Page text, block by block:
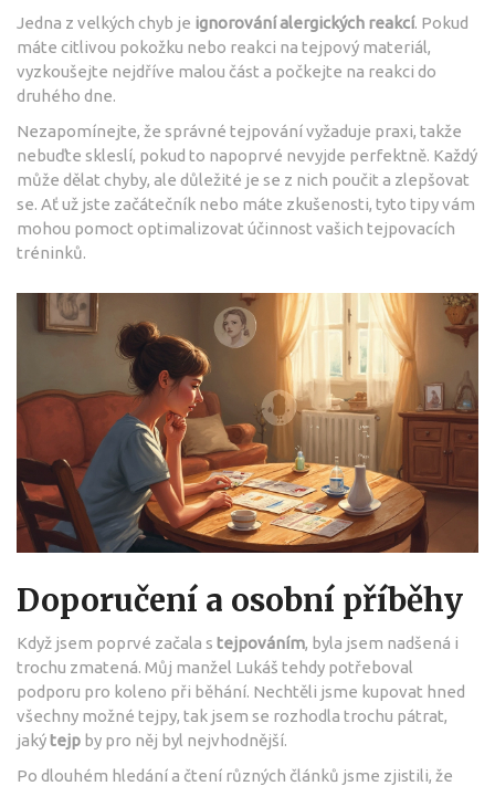
Jedna z velkých chyb je ignorování alergických reakcí. Pokud
máte citlivou pokožku nebo reakci na tejpový materiál,
vyzkoušejte nejdříve malou část a počkejte na reakci do
druhého dne.
Nezapomínejte, že správné tejpování vyžaduje praxi, takže
nebuďte skleslí, pokud to napoprvé nevyjde perfektně. Každý
může dělat chyby, ale důležité je se z nich poučit a zlepšovat
se. Ať už jste začátečník nebo máte zkušenosti, tyto tipy vám
mohou pomoct optimalizovat účinnost vašich tejpovacích
tréninků.
Doporučení a osobní příběhy
Když jsem poprvé začala s tejpováním, byla jsem nadšená i
trochu zmatená. Můj manžel Lukáš tehdy potřeboval
podporu pro koleno při běhání. Nechtěli jsme kupovat hned
všechny možné tejpy, tak jsem se rozhodla trochu pátrat,
jakýtejp by pro něj byl nejvhodnější.
Po dlouhém hledání a čtení různých článků jsme zjistili, že